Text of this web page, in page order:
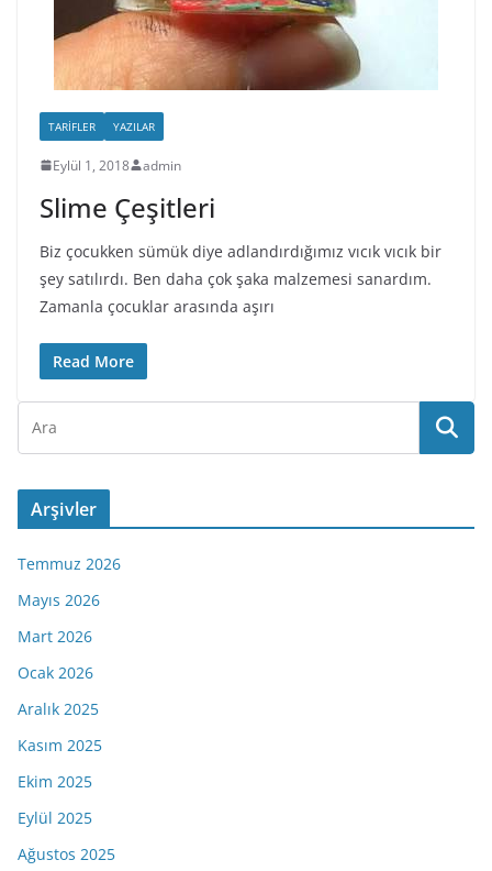
TARIFLER YAZILAR
Eylül 1, 2018 admin
Slime Çeşitleri
Biz çocukken sümük diye adlandırdığımız vıcık vıcık bir
şey satılırdı. Ben daha çok şaka malzemesi sanardım.
Zamanla çocuklar arasında aşırı
Read More
Arşivler
Temmuz 2026
Mayıs 2026
Mart 2026
Ocak 2026
Aralık 2025
Kasım 2025
Ekim 2025
Eylül 2025
Ağustos 2025